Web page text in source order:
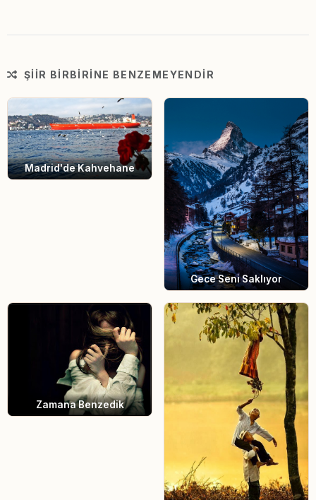
ŞIIR BIRBIRINE BENZEMEYENDIR
Madrid'de Kahvehane
Gece Seni Saklıyor
Zamana Benzedik